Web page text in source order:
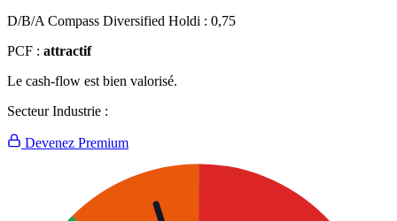
D/B/A Compass Diversified Holdi : 0,75
PCF : attractif
Le cash-flow est bien valorisé.
Secteur Industrie :
Devenez Premium